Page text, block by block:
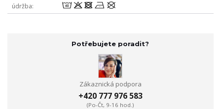
údržba 8odnU
Potřebujete poradit?
Zákaznická podpora
+420 777 976 583
(Po-Čt, 9-16 hod.)